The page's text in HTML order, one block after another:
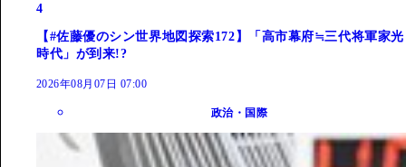
4
【#佐藤優のシン世界地図探索172】「高市幕府≒三代将軍家光
時代」が到来!?
2026年08月07日 07:00
政治・国際